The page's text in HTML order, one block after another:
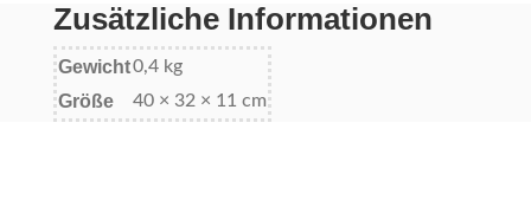
Zusätzliche Informationen
Gewicht0,4 kg
Größe 40 × 32 × 11 cm